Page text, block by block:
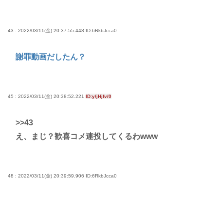
43 : 2022/03/11(金) 20:37:55.448 ID:6RkbJcca0
謝罪動画だしたん？
45 : 2022/03/11(金) 20:38:52.221 ID:y/jHjfv/0
>>43
え、まじ？歓喜コメ連投してくるわwww
48 : 2022/03/11(金) 20:39:59.906 ID:6RkbJcca0